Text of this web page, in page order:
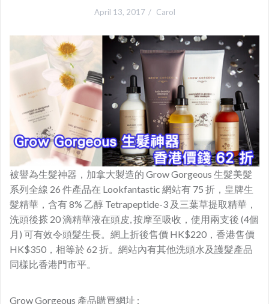
April 13, 2017 Carol
被譽為生髮神器，加拿大製造的 Grow Gorgeous 生髮美髮
系列全線 26 件產品在 Lookfantastic 網站有 75 折，皇牌生
髮精華，含有 8% 乙醇 Tetrapeptide-3 及三葉草提取精華，
洗頭後搽 20 滴精華液在頭皮, 按摩至吸收，使用兩支後 (4個
月) 可有效令頭髮生長。網上折後售價 HK$220，香港售價
HK$350，相等於 62 折。網站內有其他洗頭水及護髮產品
同樣比香港門市平。
Grow Gorgeous 產品購買網址 :